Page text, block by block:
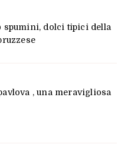
dolci tipici della
, una meravigliosa